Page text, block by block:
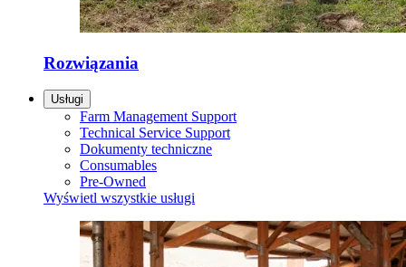
Rozwiązania
Usługi
Farm Management Support
Technical Service Support
Dokumenty techniczne
Consumables
Pre-Owned
Wyświetl wszystkie usługi